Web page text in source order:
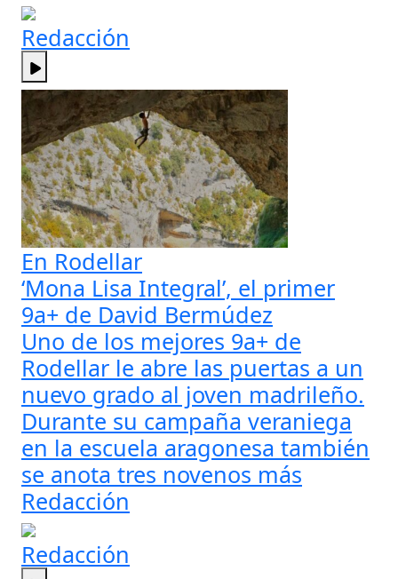
Redacción
En Rodellar
‘Mona Lisa Integral’, el primer
9a+ de David Bermúdez
Uno de los mejores 9a+ de
Rodellar le abre las puertas a un
nuevo grado al joven madrileño.
Durante su campaña veraniega
en la escuela aragonesa también
se anota tres novenos más
Redacción
Redacción